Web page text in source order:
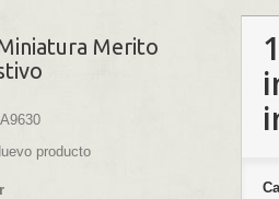
Merito
producto